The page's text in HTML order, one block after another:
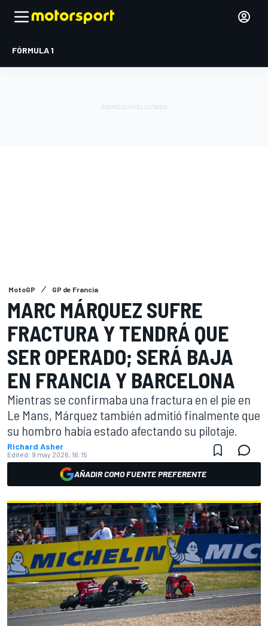
FÓRMULA 1
MotoGP GP de Francia
MARC MÁRQUEZ SUFRE
FRACTURA Y TENDRÁ QUE
SER OPERADO; SERÁ BAJA
EN FRANCIA Y BARCELONA
Mientras se confirmaba una fractura en el pie en
Le Mans, Márquez también admitió finalmente que
su hombro había estado afectando su pilotaje.
Richard Asher
Edited: 9 may 2026, 16:15
AÑADIR COMO FUENTE PREFERENTE